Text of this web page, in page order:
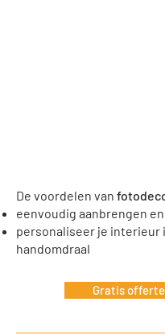
De voordelen van
eenvoudig aanbrengen
personaliseer je interieur
handomdraaI
Gratis offerte